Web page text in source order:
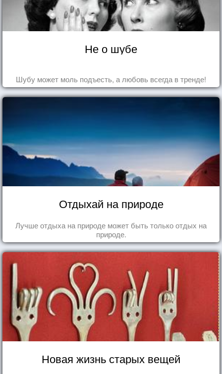
Не о шубе
Шубу может моль подъесть, а любовь всегда в тренде!
Отдыхай на природе
Лучше отдыха на природе может быть только отдых на
природе.
Новая жизнь старых вещей